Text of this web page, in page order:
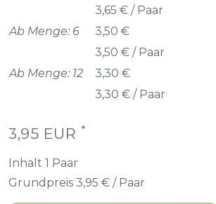
3,65 € / Paar
Ab Menge: 6
3,50 €
3,50 € / Paar
Ab Menge: 12
3,30 €
3,30 € / Paar
3,95 EUR *
Inhalt 1 Paar
Grundpreis 3,95 € / Paar